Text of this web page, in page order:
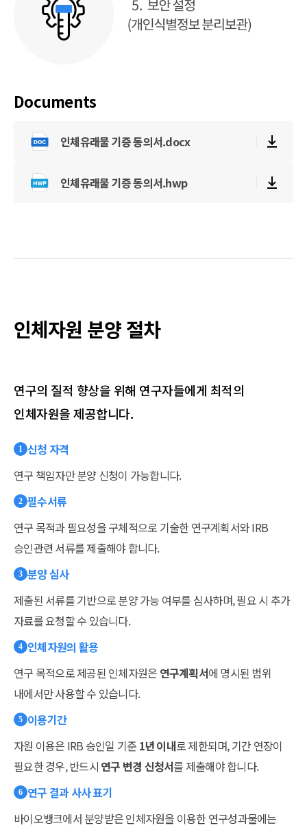
Documents
인체유래물 기증 동의서.docx
인체유래물 기증 동의서.hwp
인체자원 분양 절차
연구의 질적 향상을 위해 연구자들에게 최적의
인체자원을 제공합니다.
1 신청 자격
연구 책임자만 분양 신청이 가능합니다.
2 필수서류
연구 목적과 필요성을 구체적으로 기술한 연구계획서와 IRB
승인관련 서류를 제출해야 합니다.
3 분양 심사
제출된 서류를 기반으로 분양 가능 여부를 심사하며, 필요 시 추가
자료를 요청할 수 있습니다.
4 인체자원의 활용
연구 목적으로 제공된 인체자원은 연구계획서에 명시된 범위
내에서만 사용할 수 있습니다.
5 이용기간
자원 이용은 IRB 승인일 기준 1년 이내로 제한되며, 기간 연장이
필요한 경우, 반드시 연구 변경 신청서를 제출해야 합니다.
6 연구 결과 사사 표기
바이오뱅크에서 분양받은 인체자원을 이용한 연구성과물에는